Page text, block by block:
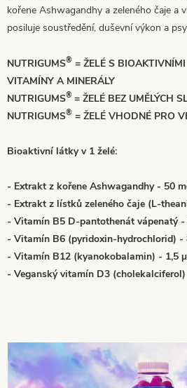
kořene Ashwagandhy a zeleného čaje a
posiluje soustředění, duševní výkon a
NUTRIGUMS® = ŽELÉ S
VITAMÍNY A MINERÁLY
NUTRIGUMS® = ŽELÉ BEZ UMĚLÝCH
NUTRIGUMS® = ŽELÉ VHODNÉ PRO
Bioaktivní látky v 1 želé:
- Extrakt z kořene Ashwagandhy - 50
- Extrakt z lístků zeleného čaje (L-
- Vitamín B5 D-pantothenát vápenatý -
- Vitamín B6 (pyridoxin-hydrochlorid) -
- Vitamín B12 (kyanokobalamin) - 1,5
- Veganský vitamín D3